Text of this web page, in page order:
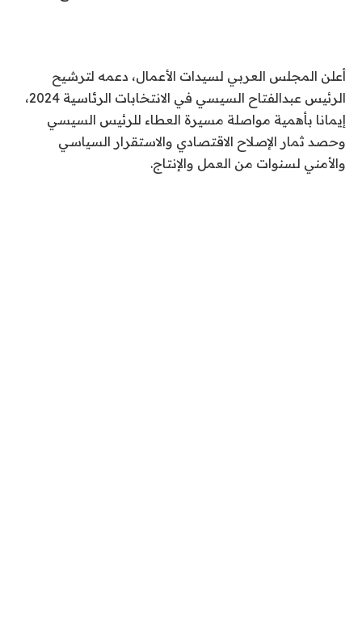
أعلن المجلس العربي لسيدات الأعمال، دعمه لترشيح
الرئيس عبدالفتاح السيسي في الانتخابات الرئاسية 2024،
إيمانا بأهمية مواصلة مسيرة العطاء للرئيس السيسي
وحصد ثمار الإصلاح الاقتصادي والاستقرار السياسي
والأمني لسنوات من العمل والإنتاج.